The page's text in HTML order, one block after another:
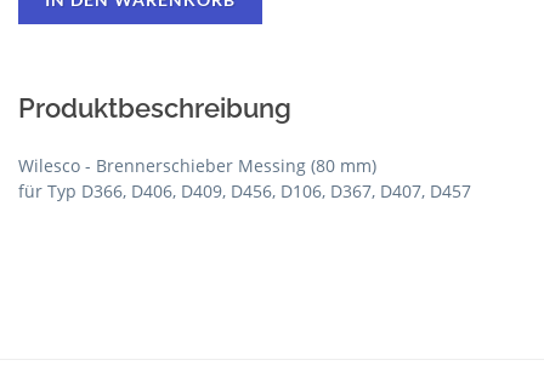
Produktbeschreibung
Wilesco - Brennerschieber Messing (80 mm)
für Typ D366, D406, D409, D456, D106, D367, D407, D457